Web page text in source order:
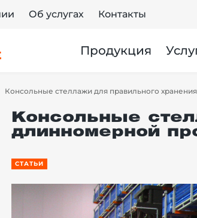
Об услугах Контакты
Продукция
Консольные стеллажи для правильного
Консольные
длинномерной
СТАТЬИ